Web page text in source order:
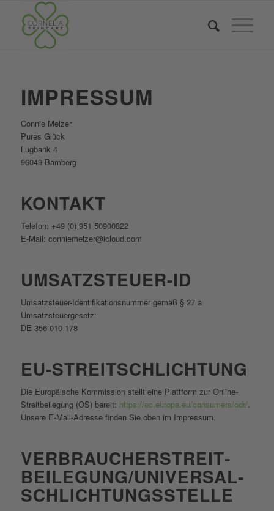
IMPRESSUM
Connie Melzer
Pures Glück
Lugbank 4
96049 Bamberg
KONTAKT
Telefon: +49 (0) 951 50900822
E-Mail: conniemelzer@icloud.com
UMSATZSTEUER-ID
Umsatzsteuer-Identifikationsnummer gemäß § 27 a
Umsatzsteuergesetz:
DE 356 010 178
EU-STREITSCHLICHTUNG
Die Europäische Kommission stellt eine Plattform zur Online-
Streitbeilegung (OS) bereit: https://ec.europa.eu/consumers/odr/.
Unsere E-Mail-Adresse finden Sie oben im Impressum.
VERBRAUCHER­STREIT­
BEILEGUNG/UNIVERSAL­
SCHLICHTUNGS­STELLE